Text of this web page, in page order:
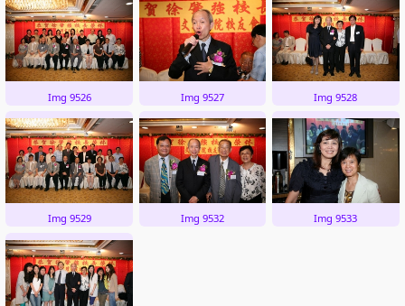
Img 9526 Img 9527 Img 9528
Img 9529 Img 9532 Img 9533